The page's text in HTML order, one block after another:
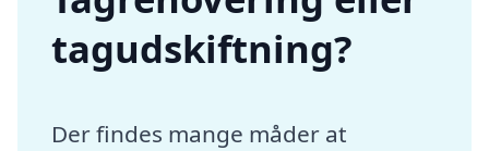
tagudskiftning?
Der findes mange måder at